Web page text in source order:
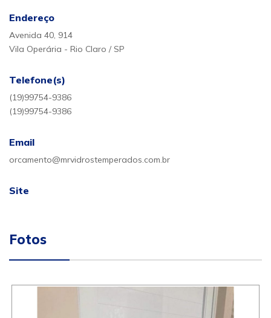
Endereço
Avenida 40, 914
Vila Operária - Rio Claro / SP
Telefone(s)
(19)99754-9386
(19)99754-9386
Email
orcamento@mrvidrostemperados.com.br
Site
Fotos